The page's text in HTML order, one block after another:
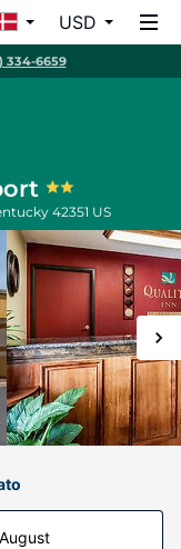
USD
334-6659
42351 US